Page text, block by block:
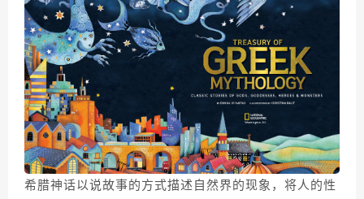
希腊神话以说故事的方式描述自然界的现象，将人的性